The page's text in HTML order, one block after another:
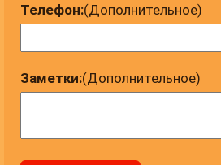
Телефон:(Дополнительное)
Заметки:(Дополнительное)